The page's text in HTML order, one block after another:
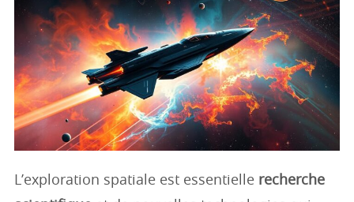
L’exploration spatiale est essentielle recherche